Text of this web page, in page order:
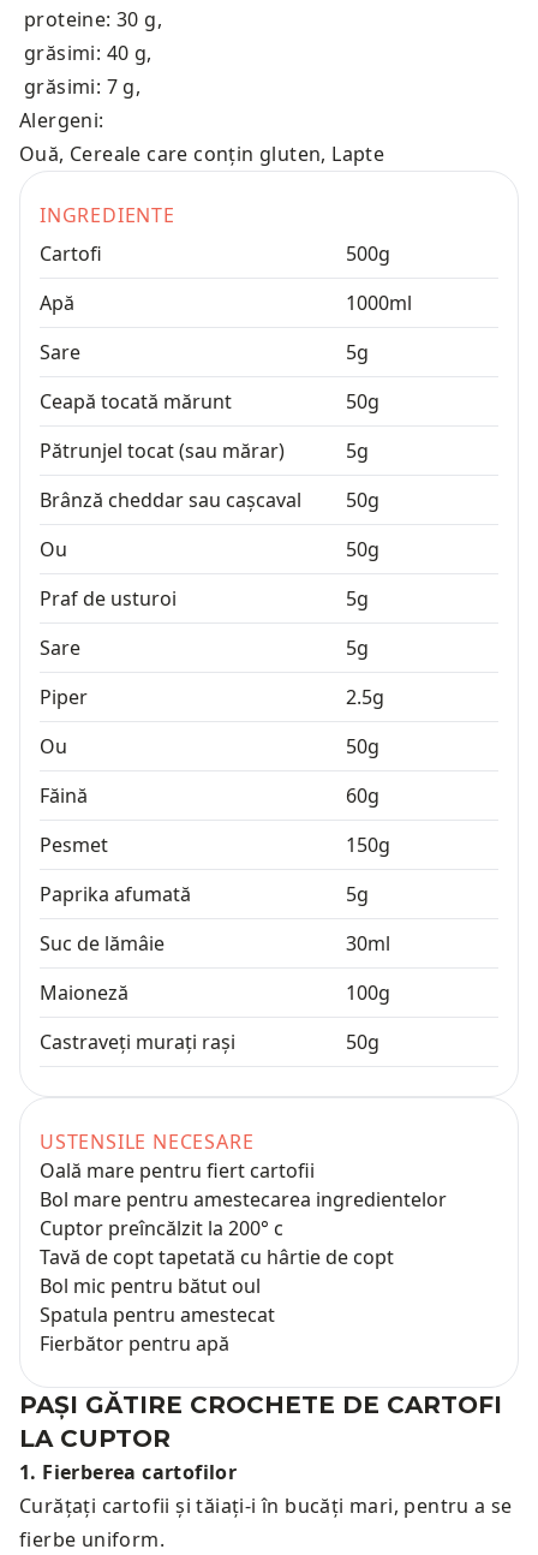
proteine: 30 g,
grăsimi: 40 g,
grăsimi: 7 g,
Alergeni:
Ouă, Cereale care conțin gluten, Lapte
INGREDIENTE
Cartofi
500g
Apă
1000ml
Sare
5g
Ceapă tocată mărunt
50g
Pătrunjel tocat (sau mărar)
5g
Brânză cheddar sau cașcaval
50g
Ou
50g
Praf de usturoi
5g
Sare
5g
Piper
2.5g
Ou
50g
Făină
60g
Pesmet
150g
Paprika afumată
5g
Suc de lămâie
30ml
Maioneză
100g
Castraveți murați rași
50g
USTENSILE NECESARE
Oală mare pentru fiert cartofii
Bol mare pentru amestecarea ingredientelor
Cuptor preîncălzit la 200° c
Tavă de copt tapetată cu hârtie de copt
Bol mic pentru bătut oul
Spatula pentru amestecat
Fierbător pentru apă
PAȘI GĂTIRE CROCHETE DE CARTOFI
LA CUPTOR
1. Fierberea cartofilor
Curățați cartofii și tăiați-i în bucăți mari, pentru a se
fierbe uniform.